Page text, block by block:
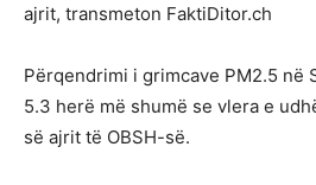
ajrit, transmeton FaktiDitor.ch
Përqendrimi i grimcave PM2.5 në
5.3 herë më shumë se vlera e
së ajrit të OBSH-së.